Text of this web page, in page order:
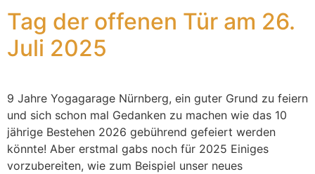
Tag der offenen Tür am 26.
Juli 2025
9 Jahre Yogagarage Nürnberg, ein guter Grund zu feiern
und sich schon mal Gedanken zu machen wie das 10
jährige Bestehen 2026 gebührend gefeiert werden
könnte! Aber erstmal gabs noch für 2025 Einiges
vorzubereiten, wie zum Beispiel unser neues